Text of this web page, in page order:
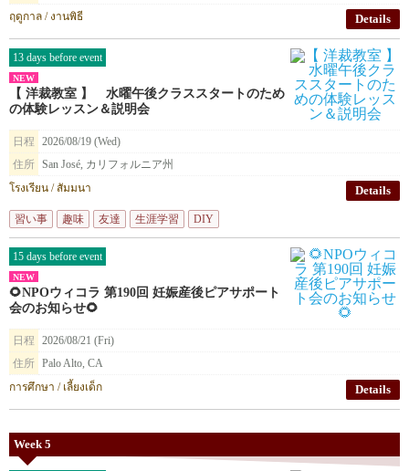
ฤดูกาล / งานพิธี
Details
13 days before event
NEW
【 洋裁教室 】 水曜午後クラススタートのため
の体験レッスン＆説明会
日程
2026/08/19 (Wed)
住所 San José, カリフォルニア州
โรงเรียน / สัมมนา
Details
習い事 趣味 友達 生涯学習 DIY
15 days before event
NEW
🌻NPOウィコラ 第190回 妊娠産後ピアサポート
会のお知らせ🌻
日程
2026/08/21 (Fri)
住所 Palo Alto, CA
การศึกษา / เลี้ยงเด็ก
Details
Week 5